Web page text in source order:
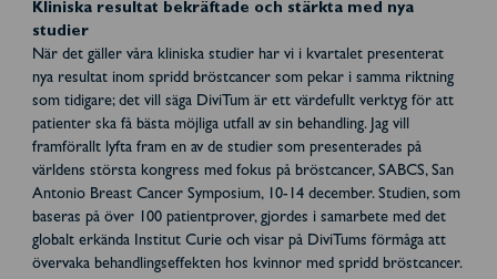
Kliniska resultat bekräftade och stärkta med nya
studier
När det gäller våra kliniska studier har vi i kvartalet presenterat
nya resultat inom spridd bröstcancer som pekar i samma riktning
som tidigare; det vill säga DiviTum är ett värdefullt verktyg för att
patienter ska få bästa möjliga utfall av sin behandling. Jag vill
framförallt lyfta fram en av de studier som presenterades på
världens största kongress med fokus på bröstcancer, SABCS, San
Antonio Breast Cancer Symposium, 10-14 december. Studien, som
baseras på över 100 patientprover, gjordes i samarbete med det
globalt erkända Institut Curie och visar på DiviTums förmåga att
övervaka behandlingseffekten hos kvinnor med spridd bröstcancer.